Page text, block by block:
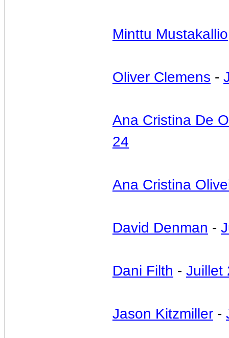
Minttu Mustakallio
Oliver Clemens -
Ana Cristina De
24
Ana Cristina
David Denman -
Dani Filth - Juillet
Jason Kitzmiller -